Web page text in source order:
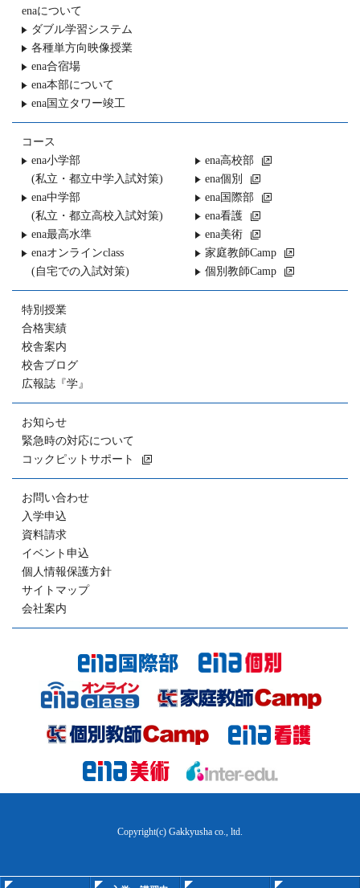
enaについて
ダブル学習システム
各種単方向映像授業
ena合宿場
ena本部について
ena国立タワー竣工
コース
ena小学部
(私立・都立中学入試対策)
ena中学部
(私立・都立高校入試対策)
ena最高水準
enaオンラインclass
(自宅での入試対策)
ena高校部
ena個別
ena国際部
ena看護
ena美術
家庭教師Camp
個別教師Camp
特別授業
合格実績
校舎案内
校舎ブログ
広報誌『学』
お知らせ
緊急時の対応について
コックピットサポート
お問い合わせ
入学申込
資料請求
イベント申込
個人情報保護方針
サイトマップ
会社案内
Copyright(c) Gakkyusha co., ltd.